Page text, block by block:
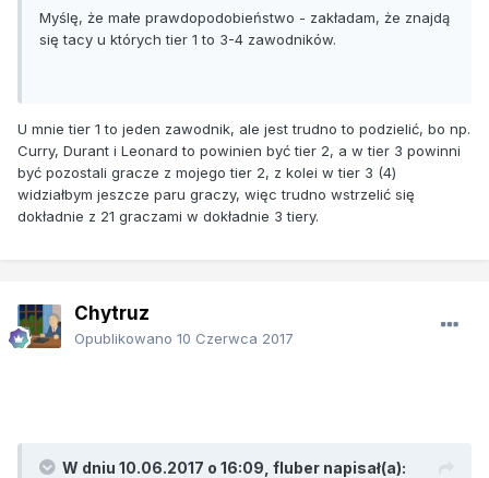
Myślę, że małe prawdopodobieństwo - zakładam, że znajdą
się tacy u których tier 1 to 3-4 zawodników.
U mnie tier 1 to jeden zawodnik, ale jest trudno to podzielić, bo np.
Curry, Durant i Leonard to powinien być tier 2, a w tier 3 powinni
być pozostali gracze z mojego tier 2, z kolei w tier 3 (4)
widziałbym jeszcze paru graczy, więc trudno wstrzelić się
dokładnie z 21 graczami w dokładnie 3 tiery.
Chytruz
Opublikowano 10 Czerwca 2017
W dniu 10.06.2017 o 16:09, fluber napisał(a):